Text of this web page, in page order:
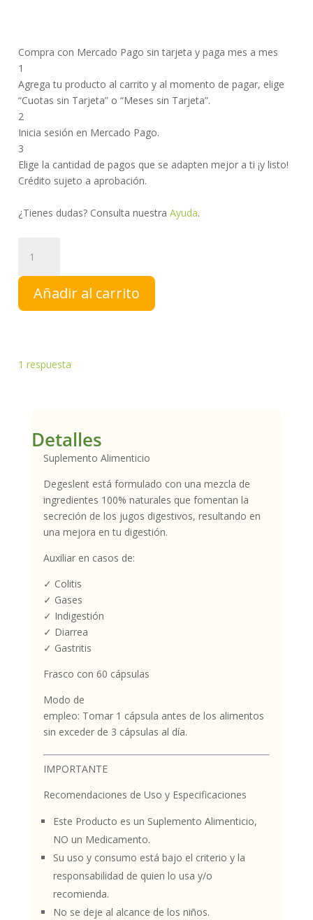
Compra con Mercado Pago sin tarjeta y paga mes a mes
1
Agrega tu producto al carrito y al momento de pagar, elige
“Cuotas sin Tarjeta” o “Meses sin Tarjeta”.
2
Inicia sesión en Mercado Pago.
3
Elige la cantidad de pagos que se adapten mejor a ti ¡y listo!
Crédito sujeto a aprobación.
¿Tienes dudas? Consulta nuestra Ayuda.
|
Degeslent
cantidad
Añadir al carrito
1 respuesta
Detalles
Suplemento Alimenticio
Degeslent está formulado con una mezcla de
ingredientes 100% naturales que fomentan la
secreción de los jugos digestivos, resultando en
una mejora en tu digestión.
Auxiliar en casos de:
✓ Colitis
✓ Gases
✓ Indigestión
✓ Diarrea
✓ Gastritis
Frasco con 60 cápsulas
Modo de
empleo: Tomar 1 cápsula antes de los alimentos
sin exceder de 3 cápsulas al día.
IMPORTANTE
Recomendaciones de Uso y Especificaciones
Este Producto es un Suplemento Alimenticio,
NO un Medicamento.
Su uso y consumo está bajo el criterio y la
responsabilidad de quien lo usa y/o
recomienda.
No se deje al alcance de los niños.